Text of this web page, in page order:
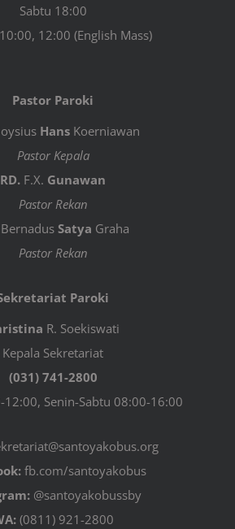
Sabtu 18:00
12:00 (English Mass)
Pastor Paroki
HansKoerniawan
Pastor Kepala
RD. F.X. Gunawan
Pastor Rekan
Satya Graha
Pastor Rekan
Paroki
R. Soekiswati
Kepala Sekretariat
(031) 741-2800
12:00, Senin-Sabtu 08:00-16:00
fb.com/santoyakobus
@santoyakobussby
(0811) 921-2800